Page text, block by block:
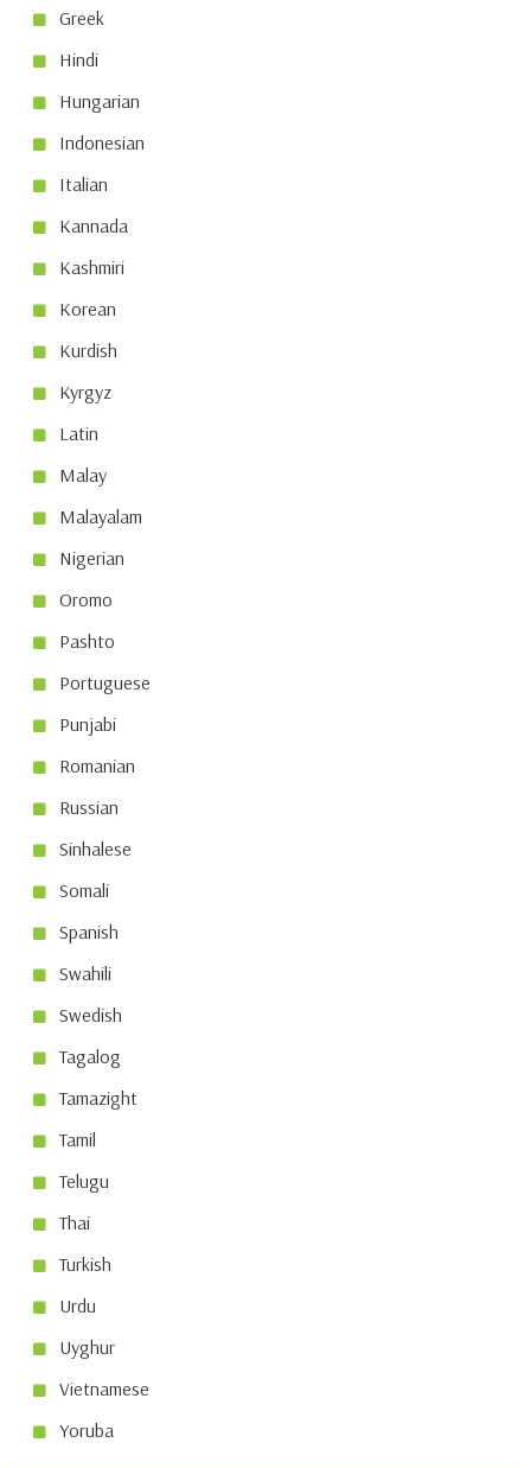
Greek
Hindi
Hungarian
Indonesian
Italian
Kannada
Kashmiri
Korean
Kurdish
Kyrgyz
Latin
Malay
Malayalam
Nigerian
Oromo
Pashto
Portuguese
Punjabi
Romanian
Russian
Sinhalese
Somali
Spanish
Swahili
Swedish
Tagalog
Tamazight
Tamil
Telugu
Thai
Turkish
Urdu
Uyghur
Vietnamese
Yoruba